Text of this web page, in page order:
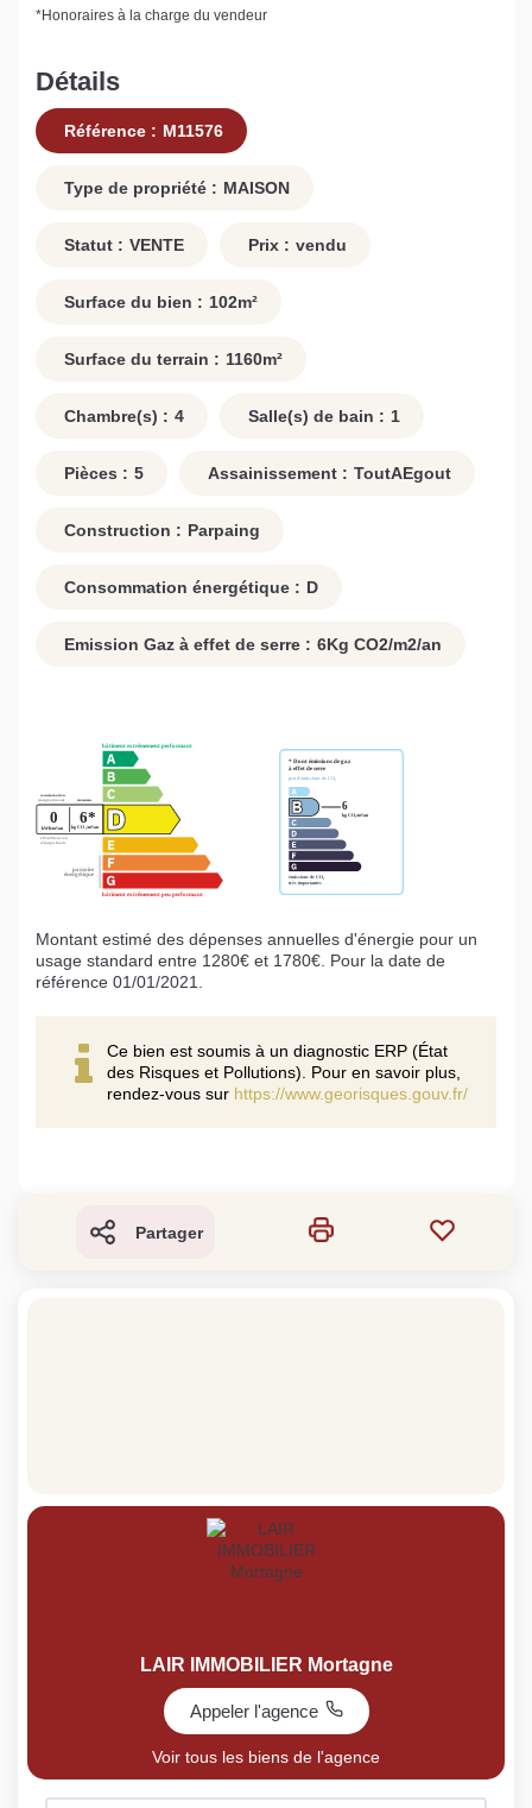
*Honoraires à la charge du vendeur
Détails
Référence : M11576
Type de propriété : MAISON
Statut : VENTE Prix : vendu
Surface du bien : 102m²
Surface du terrain : 1160m²
Chambre(s) : 4 Salle(s) de bain : 1
Pièces : 5 Assainissement : ToutAEgout
Construction : Parpaing
Consommation énergétique : D
Emission Gaz à effet de serre : 6Kg CO2/m2/an
Montant estimé des dépenses annuelles d'énergie pour un
usage standard entre 1280€ et 1780€. Pour la date de
référence 01/01/2021.
Ce bien est soumis à un diagnostic ERP (État
des Risques et Pollutions). Pour en savoir plus,
rendez-vous sur https://www.georisques.gouv.fr/
Partager
LAIR IMMOBILIER Mortagne
Appeler l'agence
Voir tous les biens de l'agence